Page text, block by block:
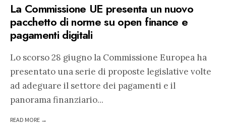
La Commissione UE presenta un nuovo
pacchetto di norme su open finance e
pagamenti digitali
Lo scorso 28 giugno la Commissione Europea ha
presentato una serie di proposte legislative volte
ad adeguare il settore dei pagamenti e il
panorama finanziario...
READ MORE →